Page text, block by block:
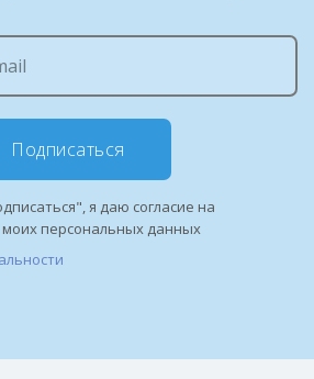
Подписаться
я даю согласие на
персональных данных